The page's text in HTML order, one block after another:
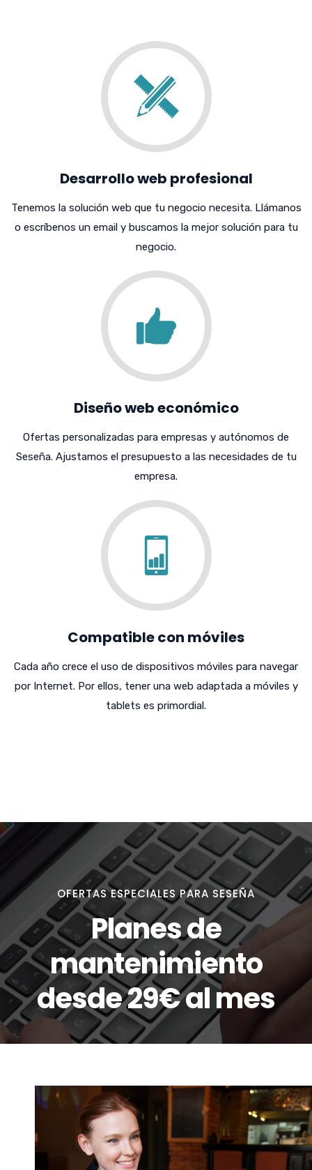
Desarrollo web profesional
Tenemos la solución web que tu negocio necesita. Llámanos
o escríbenos un email y buscamos la mejor solución para tu
negocio.
Diseño web económico
Ofertas personalizadas para empresas y autónomos de
Seseña. Ajustamos el presupuesto a las necesidades de tu
empresa.
Compatible con móviles
Cada año crece el uso de dispositivos móviles para navegar
por Internet. Por ellos, tener una web adaptada a móviles y
tablets es primordial.
OFERTAS ESPECIALES PARA SESEÑA
Planes de
mantenimiento
desde 29€ al mes